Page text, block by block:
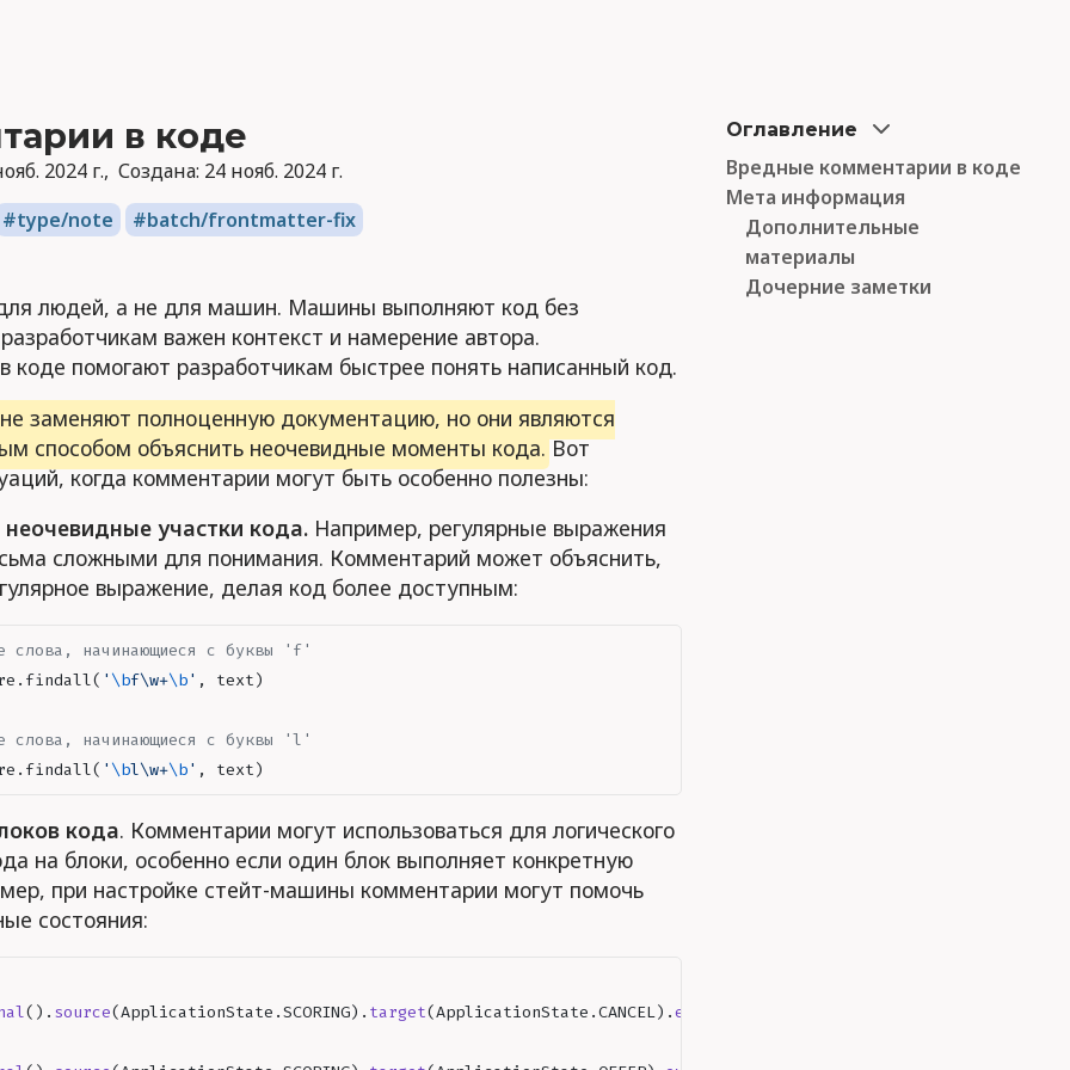
в коде
2024 г. Создана: 24 нояб. 2024 г.
type/note
batch/frontmatter-fix
людей, а не для машин. Машины выполняют код без
важен контекст и намерение автора.
коде помогают разработчикам быстрее понять написанный код.
заменяют полноценную документацию, но они являются
способом объяснить неочевидные моменты кода.Вот
когда комментарии могут быть особенно полезны:
участки кода. Например, регулярные выражения
сложными для понимания. Комментарий может объяснить,
выражение, делая код более доступным:
слова, начинающиеся с буквы 'f'
. findall( ' \bf\w+\b' , text)
слова, начинающиеся с буквы 'l'
. findall( ' \bl\w+\b' , text)
кода. Комментарии могут использоваться для логического
на блоки, особенно если один блок выполняет конкретную
при настройке стейт-машины комментарии могут помочь
состояния:
(). source(ApplicationState .SCORING). target(ApplicationState .CANCEL).event
Оглавление
Вредные комментарии в коде
Мета информация
Дополнительные
материалы
Дочерние заметки